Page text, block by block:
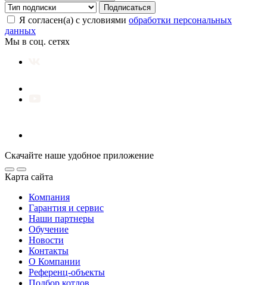
Подписаться
Я согласен(а) с условиями обработки персональных
данных
Мы в соц. сетях
Скачайте наше удобное приложение
Карта сайта
Компания
Гарантия и сервис
Наши партнеры
Обучение
Новости
Контакты
О Компании
Референц-объекты
Подбор котлов